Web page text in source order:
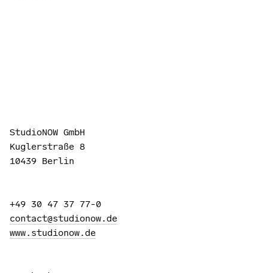
StudioNOW GmbH
Kuglerstraße 8
10439 Berlin
+49 30 47 37 77-0
contact@studionow.de
www.studionow.de